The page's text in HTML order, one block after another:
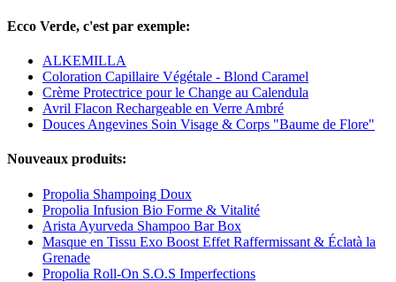
Ecco Verde, c'est par exemple:
ALKEMILLA
Coloration Capillaire Végétale - Blond Caramel
Crème Protectrice pour le Change au Calendula
Avril Flacon Rechargeable en Verre Ambré
Douces Angevines Soin Visage & Corps "Baume de Flore"
Nouveaux produits:
Propolia Shampoing Doux
Propolia Infusion Bio Forme & Vitalité
Arista Ayurveda Shampoo Bar Box
Masque en Tissu Exo Boost Effet Raffermissant & Éclatà la
Grenade
Propolia Roll-On S.O.S Imperfections